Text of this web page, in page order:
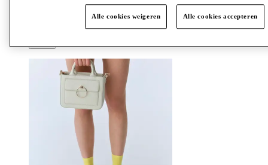
Het Tweede LevenAlle cookies weigeren Alle cookies accepteren